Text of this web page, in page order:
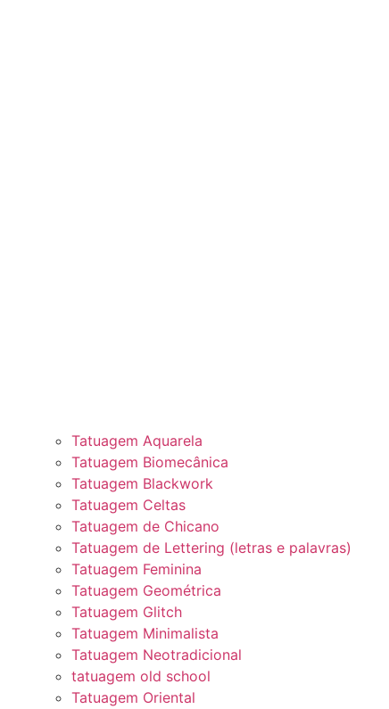
Tatuagem Aquarela
Tatuagem Biomecânica
Tatuagem Blackwork
Tatuagem Celtas
Tatuagem de Chicano
Tatuagem de Lettering (letras e palavras)
Tatuagem Feminina
Tatuagem Geométrica
Tatuagem Glitch
Tatuagem Minimalista
Tatuagem Neotradicional
tatuagem old school
Tatuagem Oriental